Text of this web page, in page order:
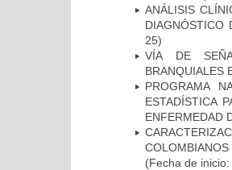
ANÁLISIS
DIAGNÓSTICO
25)
VÍA DE
BRANQUIALES
PROGRAMA
ESTADÍSTICA
ENFERMEDAD
(Fecha de